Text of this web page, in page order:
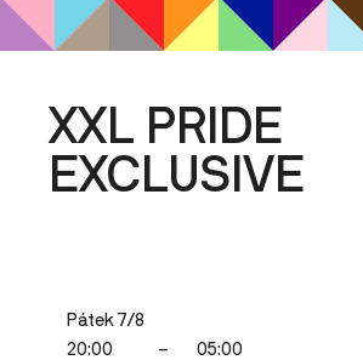
XXL PRIDE
EXCLUSIVE
Pátek 7/8
20:00
–
05:00